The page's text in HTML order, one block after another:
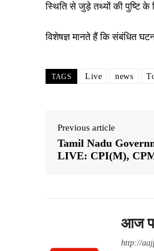
स्थिति से जुड़े तथ्यों की पुष्टि के
विशेषज्ञ मानते हैं कि संबंधित
TAGS Live news
Previous article
Tamil Nadu
LIVE: CPI(M),
आज
http://